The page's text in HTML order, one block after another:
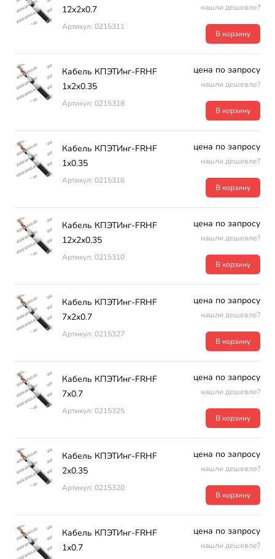
12х2х0.7
Артикул: 0215311
нашли дешевле?
В корзину
Кабель КПЭТИнг-FRHF
1х2х0.35
Артикул: 0215318
цена по запросу
нашли дешевле?
В корзину
Кабель КПЭТИнг-FRHF
1х0.35
Артикул: 0215316
цена по запросу
нашли дешевле?
В корзину
Кабель КПЭТИнг-FRHF
12х2х0.35
Артикул: 0215310
цена по запросу
нашли дешевле?
В корзину
Кабель КПЭТИнг-FRHF
7х2х0.7
Артикул: 0215327
цена по запросу
нашли дешевле?
В корзину
Кабель КПЭТИнг-FRHF
7х0.7
Артикул: 0215325
цена по запросу
нашли дешевле?
В корзину
Кабель КПЭТИнг-FRHF
2х0.35
Артикул: 0215320
цена по запросу
нашли дешевле?
В корзину
Кабель КПЭТИнг-FRHF
1х0.7
цена по запросу
нашли дешевле?